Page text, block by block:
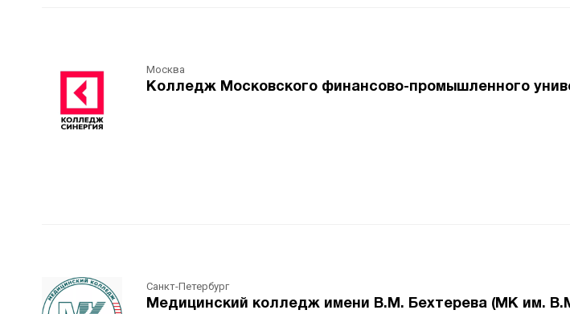
Москва
Колледж Московского финансово-промышленного
Санкт-Петербург
Медицинский колледж имени В.М. Бехтерева (МК им.